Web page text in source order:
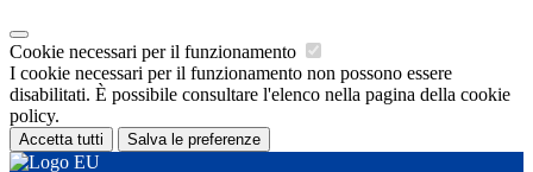
Cookie necessari per il funzionamento
I cookie necessari per il funzionamento non possono essere
disabilitati. È possibile consultare l'elenco nella pagina della cookie
policy.
Accetta tutti Salva le preferenze